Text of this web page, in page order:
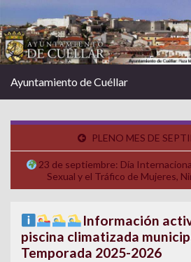
Ayuntamiento de Cuéllar
PLENO MES DE
23 de septiembre: Día
Sexual y el Tráfico de Mujeres,
Información
piscina climatizada
Temporada 2025-2026